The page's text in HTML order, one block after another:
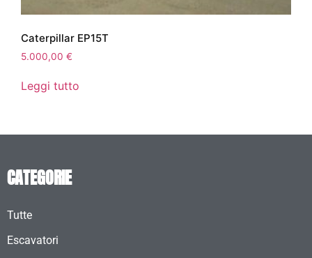
Caterpillar EP15T
5.000,00 €
Leggi tutto
CATEGORIE
Tutte
Escavatori